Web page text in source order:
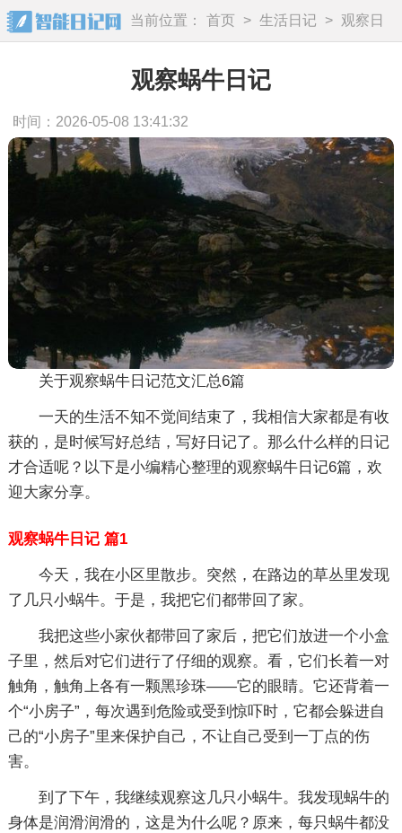
当前位置： 首页 > 生活日记 >
观察日
记
观察蜗牛日记
时间：2026-05-08 13:41:32
关于观察蜗牛日记范文汇总6篇
一天的生活不知不觉间结束了，我相信大家都是有收
获的，是时候写好总结，写好日记了。那么什么样的日记
才合适呢？以下是小编精心整理的观察蜗牛日记6篇，欢
迎大家分享。
观察蜗牛日记 篇1
今天，我在小区里散步。突然，在路边的草丛里发现
了几只小蜗牛。于是，我把它们都带回了家。
我把这些小家伙都带回了家后，把它们放进一个小盒
子里，然后对它们进行了仔细的观察。看，它们长着一对
触角，触角上各有一颗黑珍珠——它的眼睛。它还背着一
个“小房子”，每次遇到危险或受到惊吓时，它都会躲进自
己的“小房子”里来保护自己，不让自己受到一丁点的伤
害。
到了下午，我继续观察这几只小蜗牛。我发现蜗牛的
身体是润滑润滑的，这是为什么呢？原来，每只蜗牛都没